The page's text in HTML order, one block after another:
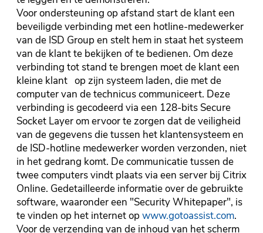
Voor ondersteuning op afstand start de klant een
beveiligde verbinding met een hotline-medewerker
van de ISD Group en stelt hem in staat het systeem
van de klant te bekijken of te bedienen. Om deze
verbinding tot stand te brengen moet de klant een
kleine klant op zijn systeem laden, die met de
computer van de technicus communiceert. Deze
verbinding is gecodeerd via een 128-bits Secure
Socket Layer om ervoor te zorgen dat de veiligheid
van de gegevens die tussen het klantensysteem en
de ISD-hotline medewerker worden verzonden, niet
in het gedrang komt. De communicatie tussen de
twee computers vindt plaats via een server bij Citrix
Online. Gedetailleerde informatie over de gebruikte
software, waaronder een "Security Whitepaper", is
te vinden op het internet op www.gotoassist.com.
Voor de verzending van de inhoud van het scherm